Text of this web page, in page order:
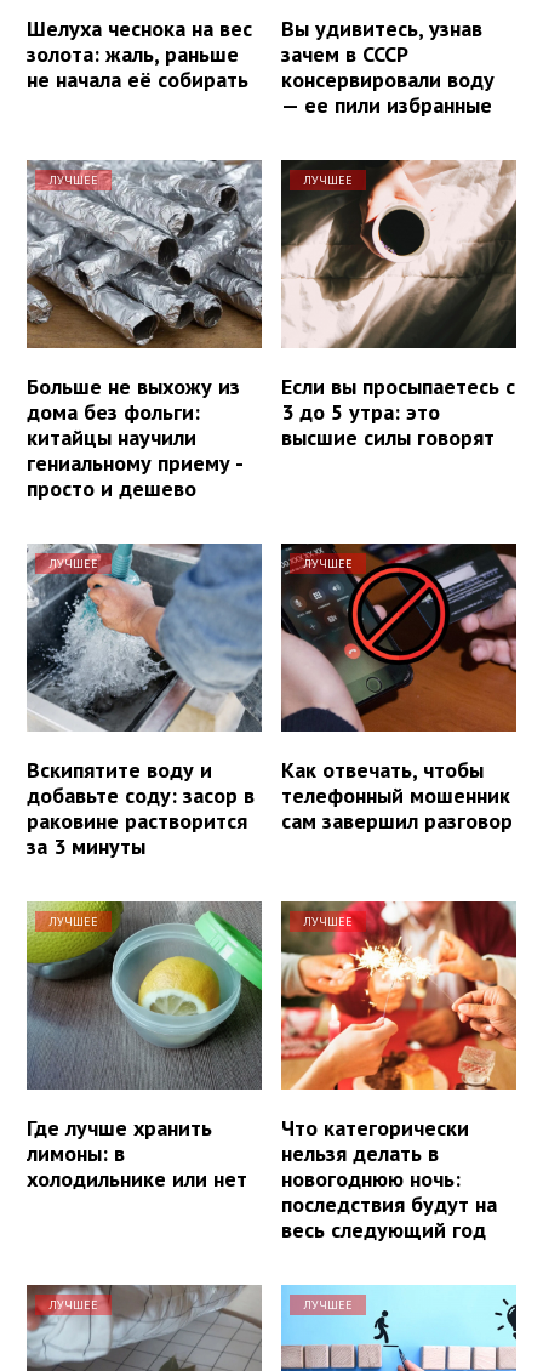
Шелуха чеснока на вес
золота: жаль, раньше
не начала её собирать
Вы удивитесь, узнав
зачем в СССР
консервировали воду
— ее пили избранные
ЛУЧШЕЕ
Больше не выхожу из
дома без фольги:
китайцы научили
гениальному приему -
просто и дешево
ЛУЧШЕЕ
Если вы просыпаетесь с
3 до 5 утра: это
высшие силы говорят
ЛУЧШЕЕ
Вскипятите воду и
добавьте соду: засор в
раковине растворится
за 3 минуты
ЛУЧШЕЕ
Как отвечать, чтобы
телефонный мошенник
сам завершил разговор
ЛУЧШЕЕ
Где лучше хранить
лимоны: в
холодильнике или нет
ЛУЧШЕЕ
Что категорически
нельзя делать в
новогоднюю ночь:
последствия будут на
весь следующий год
ЛУЧШЕЕ ЛУЧШЕЕ